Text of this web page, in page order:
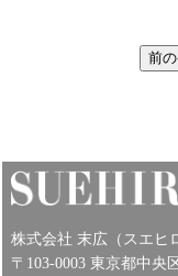
前
株式会社 末広（スエヒ
〒103-0003 東京都中央